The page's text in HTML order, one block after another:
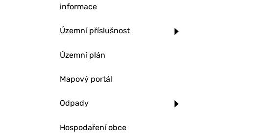
informace
Územní příslušnost
Územní plán
Mapový portál
Odpady
Hospodaření obce